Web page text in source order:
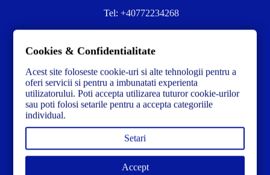
Tel: +40772234268
Contacteză-ne la:✉️contact@concrete-forma.com
Str. Dacia Nr 12 Ineu, Arad 315300 Romania
Cookies & Confidentialitate
Acest site foloseste cookie-uri si alte tehnologii pentru a
oferi servicii si pentru a imbunatati experienta
utilizatorului. Poti accepta utilizarea tuturor cookie-urilor
sau poti folosi setarile pentru a accepta categoriile
individual.
Setari
Accept